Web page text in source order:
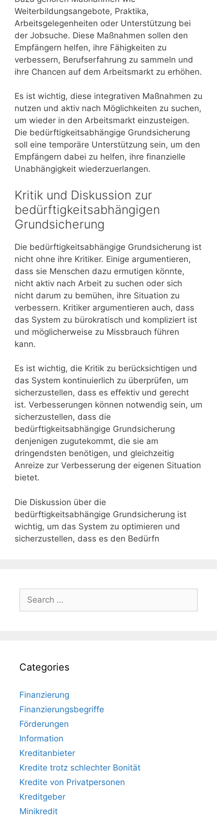
Weiterbildungsangebote, Praktika,
Arbeitsgelegenheiten oder Unterstützung bei
der Jobsuche. Diese Maßnahmen sollen den
Empfängern helfen, ihre Fähigkeiten zu
verbessern, Berufserfahrung zu sammeln und
ihre Chancen auf dem Arbeitsmarkt zu erhöhen.
Es ist wichtig, diese integrativen Maßnahmen zu
nutzen und aktiv nach Möglichkeiten zu suchen,
um wieder in den Arbeitsmarkt einzusteigen.
Die bedürftigkeitsabhängige Grundsicherung
soll eine temporäre Unterstützung sein, um den
Empfängern dabei zu helfen, ihre finanzielle
Unabhängigkeit wiederzuerlangen.
Kritik und Diskussion zur
bedürftigkeitsabhängigen
Grundsicherung
Die bedürftigkeitsabhängige Grundsicherung ist
nicht ohne ihre Kritiker. Einige argumentieren,
dass sie Menschen dazu ermutigen könnte,
nicht aktiv nach Arbeit zu suchen oder sich
nicht darum zu bemühen, ihre Situation zu
verbessern. Kritiker argumentieren auch, dass
das System zu bürokratisch und kompliziert ist
und möglicherweise zu Missbrauch führen
kann.
Es ist wichtig, die Kritik zu berücksichtigen und
das System kontinuierlich zu überprüfen, um
sicherzustellen, dass es effektiv und gerecht
ist. Verbesserungen können notwendig sein, um
sicherzustellen, dass die
bedürftigkeitsabhängige Grundsicherung
denjenigen zugutekommt, die sie am
dringendsten benötigen, und gleichzeitig
Anreize zur Verbesserung der eigenen Situation
bietet.
Die Diskussion über die
bedürftigkeitsabhängige Grundsicherung ist
wichtig, um das System zu optimieren und
sicherzustellen, dass es den Bedürfn
for:
Categories
Finanzierung
Finanzierungsbegriffe
Förderungen
Information
Kreditanbieter
Kredite trotz schlechter Bonität
Kredite von Privatpersonen
Kreditgeber
Minikredit